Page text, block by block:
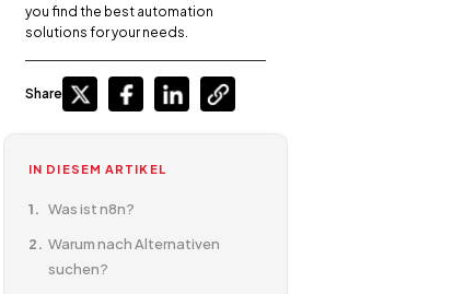
you find the best automation
solutions for your needs.
Share
IN DIESEM ARTIKEL
Was ist n8n?
Warum nach Alternativen
suchen?